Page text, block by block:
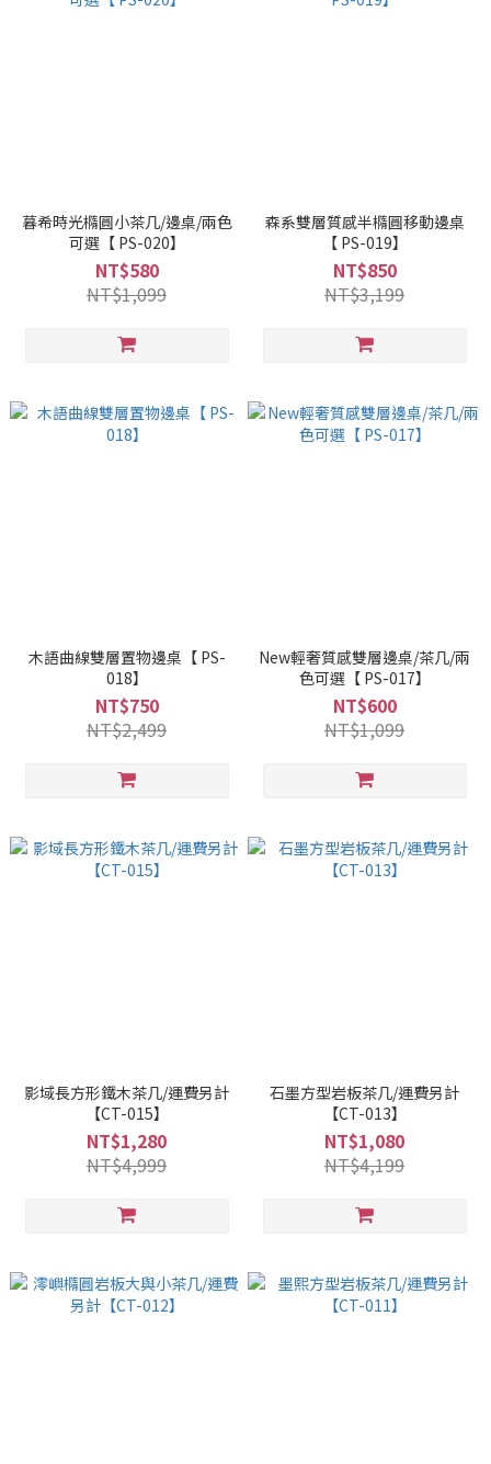
暮希時光橢圓小茶几/邊桌/兩色
可選【 PS-020】
NT$580
NT$1,099
森系雙層質感半橢圓移動邊桌
【 PS-019】
NT$850
NT$3,199
木語曲線雙層置物邊桌【 PS-
018】
NT$750
NT$2,499
New輕奢質感雙層邊桌/茶几/兩
色可選【 PS-017】
NT$600
NT$1,099
影域長方形鐵木茶几/運費另計
【CT-015】
NT$1,280
NT$4,999
石墨方型岩板茶几/運費另計
【CT-013】
NT$1,080
NT$4,199